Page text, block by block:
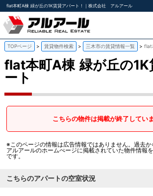
flat本町A棟 緑が丘の1K賃貸アパート！｜株式会社 アルアール
TOPページ 賃貸物件検索 三木市の賃貸情報一覧 flat
flat本町A棟 緑が丘の
ート
こちらの物件は掲載が終了していま
※このページの情報は広告情報ではありません。過去
アルアールのホームぺージに掲載されていた物件情報
です。
こちらのアパートの空室状況